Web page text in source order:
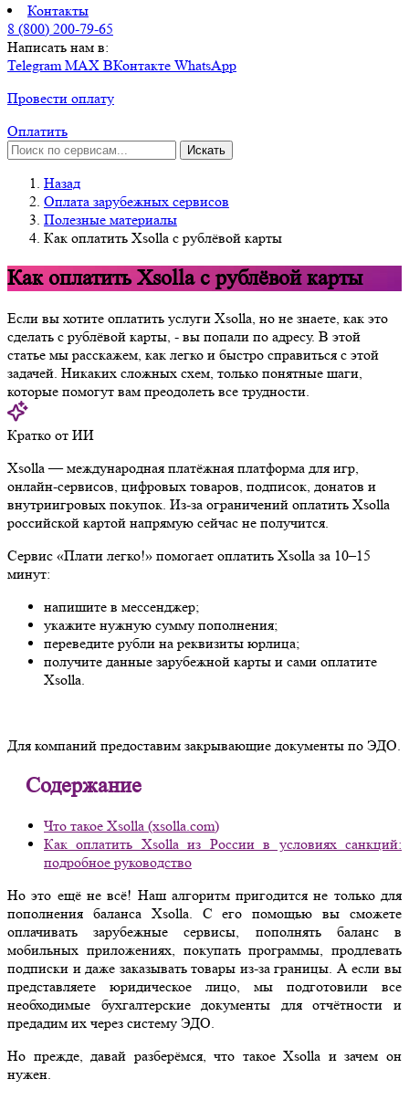
Контакты
8 (800) 200-79-65
Написать нам в:
TelegramMAX ВКонтакте WhatsApp
Провести оплату
Оплатить
Искать
Назад
Оплата зарубежных сервисов
Полезные материалы
Как оплатить Xsolla с рублёвой карты
Как оплатить Xsolla с рублёвой карты
Если вы хотите оплатить услуги Xsolla, но не знаете, как это
сделать с рублёвой карты, - вы попали по адресу. В этой
статье мы расскажем, как легко и быстро справиться с этой
задачей. Никаких сложных схем, только понятные шаги,
которые помогут вам преодолеть все трудности.
Кратко от ИИ
Xsolla — международная платёжная платформа для игр,
онлайн-сервисов, цифровых товаров, подписок, донатов и
внутриигровых покупок. Из-за ограничений оплатить Xsolla
российской картой напрямую сейчас не получится.
Сервис «Плати легко!» помогает оплатить Xsolla за 10–15
минут:
напишите в мессенджер;
укажите нужную сумму пополнения;
переведите рубли на реквизиты юрлица;
получите данные зарубежной карты и сами оплатите
Xsolla.
Для компаний предоставим закрывающие документы по ЭДО.
Содержание
Что такое Xsolla (xsolla.com)
Как оплатить Xsolla из России в условиях санкций:
подробное руководство
Но это ещё не всё! Наш алгоритм пригодится не только для
пополнения баланса Xsolla. С его помощью вы сможете
оплачивать зарубежные сервисы, пополнять баланс в
мобильных приложениях, покупать программы, продлевать
подписки и даже заказывать товары из-за границы. А если вы
представляете юридическое лицо, мы подготовили все
необходимые бухгалтерские документы для отчётности и
предадим их через систему ЭДО.
Но прежде, давай разберёмся, что такое Xsolla и зачем он
нужен.